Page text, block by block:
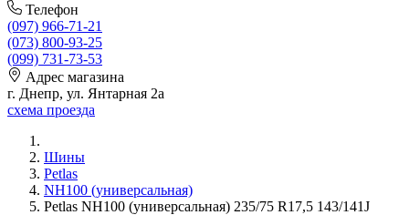
Телефон
(097) 966-71-21
(073) 800-93-25
(099) 731-73-53
Адрес магазина
г. Днепр, ул. Янтарная 2а
схема проезда
Шины
Petlas
NH100 (универсальная)
Petlas NH100 (универсальная) 235/75 R17,5 143/141J